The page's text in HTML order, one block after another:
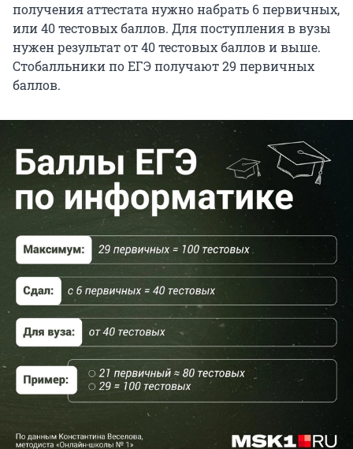
получения аттестата нужно набрать 6 первичных,
или 40 тестовых баллов. Для поступления в вузы
нужен результат от 40 тестовых баллов и выше.
Стобалльники по ЕГЭ получают 29 первичных
баллов.